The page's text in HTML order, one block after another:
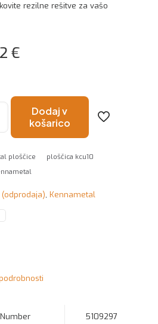
rezilne rešitve za vašo
€.
€Trenutna
15,42 €.
Dodaj v
košarico
ploščice
ploščica kcu10
(odprodaja), Kennametal
5109297